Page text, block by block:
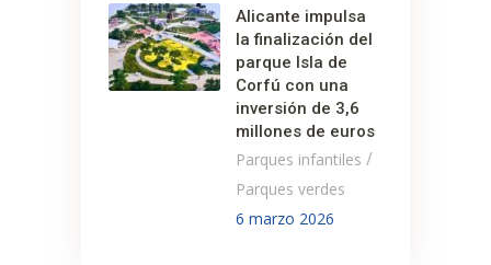
Alicante impulsa
la finalización del
parque Isla de
Corfú con una
inversión de 3,6
millones de euros
Parques infantiles /
Parques verdes
6 marzo 2026